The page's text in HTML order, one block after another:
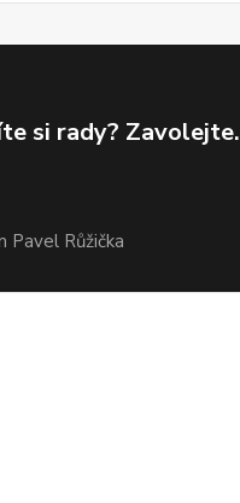
si rady? Zavolejte.
Pavel Růžička